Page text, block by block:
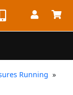
Running »